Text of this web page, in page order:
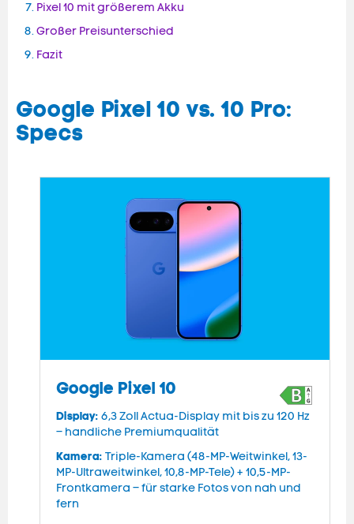
Pixel 10 mit größerem Akku
Großer Preisunterschied
Fazit
Google Pixel 10 vs. 10 Pro:
Specs
Google Pixel 10
Display: 6,3 Zoll Actua-Display mit bis zu 120 Hz
– handliche Premiumqualität
Kamera: Triple-Kamera (48-MP-Weitwinkel, 13-
MP-Ultraweitwinkel, 10,8-MP-Tele) + 10,5-MP-
Frontkamera – für starke Fotos von nah und
fern